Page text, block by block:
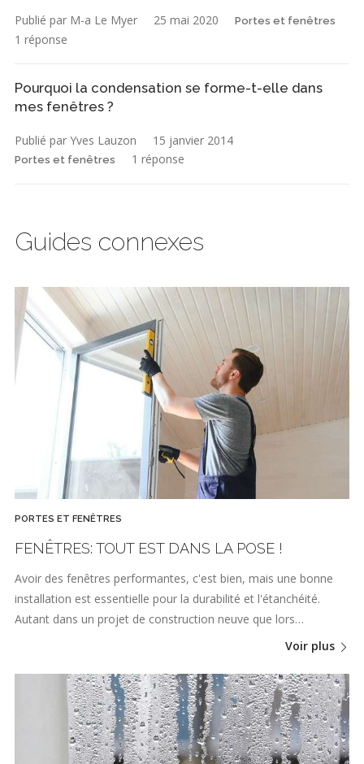
Publié par M-a Le Myer 25 mai 2020 Portes et fenêtres
1 réponse
Pourquoi la condensation se forme-t-elle dans
mes fenêtres ?
Publié par Yves Lauzon 15 janvier 2014
Portes et fenêtres 1 réponse
Guides connexes
PORTES ET FENÊTRES
FENÊTRES: TOUT EST DANS LA POSE !
Avoir des fenêtres performantes, c'est bien, mais une bonne
installation est essentielle pour la durabilité et l'étanchéité.
Autant dans un projet de construction neuve que lors…
Voir plus